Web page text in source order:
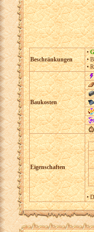
Beschränkungen
•
•
•
Baukosten
Eigenschaften
•